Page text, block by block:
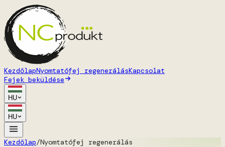
KezdőlapNyomtatófej regenerálásKapcsolat
Fejek beküldése
HU
HU
Kezdőlap/Nyomtatófej regenerálás